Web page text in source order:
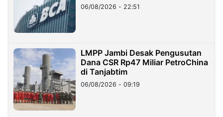
06/08/2026 - 22:51
LMPP Jambi Desak Pengusutan
Dana CSR Rp47 Miliar PetroChina
di Tanjabtim
06/08/2026 - 09:19